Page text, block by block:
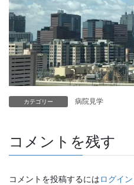
カテゴリー 病院見学
コメントを残す
コメントを投稿するにはログイン